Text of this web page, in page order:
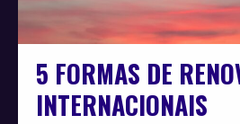
5 FORMAS DE
INTERNACIONAIS